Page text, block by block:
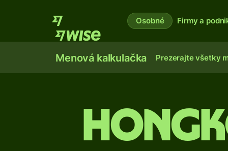
Osobné Firmy a
Menová kalkulačka Prezerajte všetky